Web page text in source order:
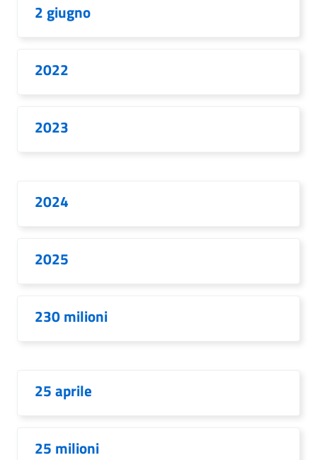
2 giugno
2022
2023
2024
2025
230 milioni
25 aprile
25 milioni